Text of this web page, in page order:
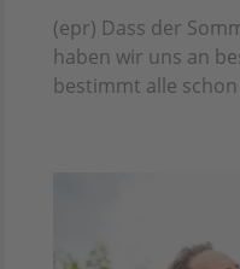
(epr) Dass der
haben wir uns an
bestimmt alle